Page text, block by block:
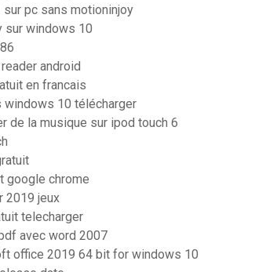
pc sans motioninjoy
sur windows 10
android
en francais
10 télécharger
de la musique sur ipod touch 6
google chrome
2019 jeux
telecharger
avec word 2007
office 2019 64 bit for windows 10